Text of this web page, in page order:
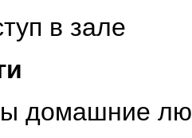
в зале
домашние